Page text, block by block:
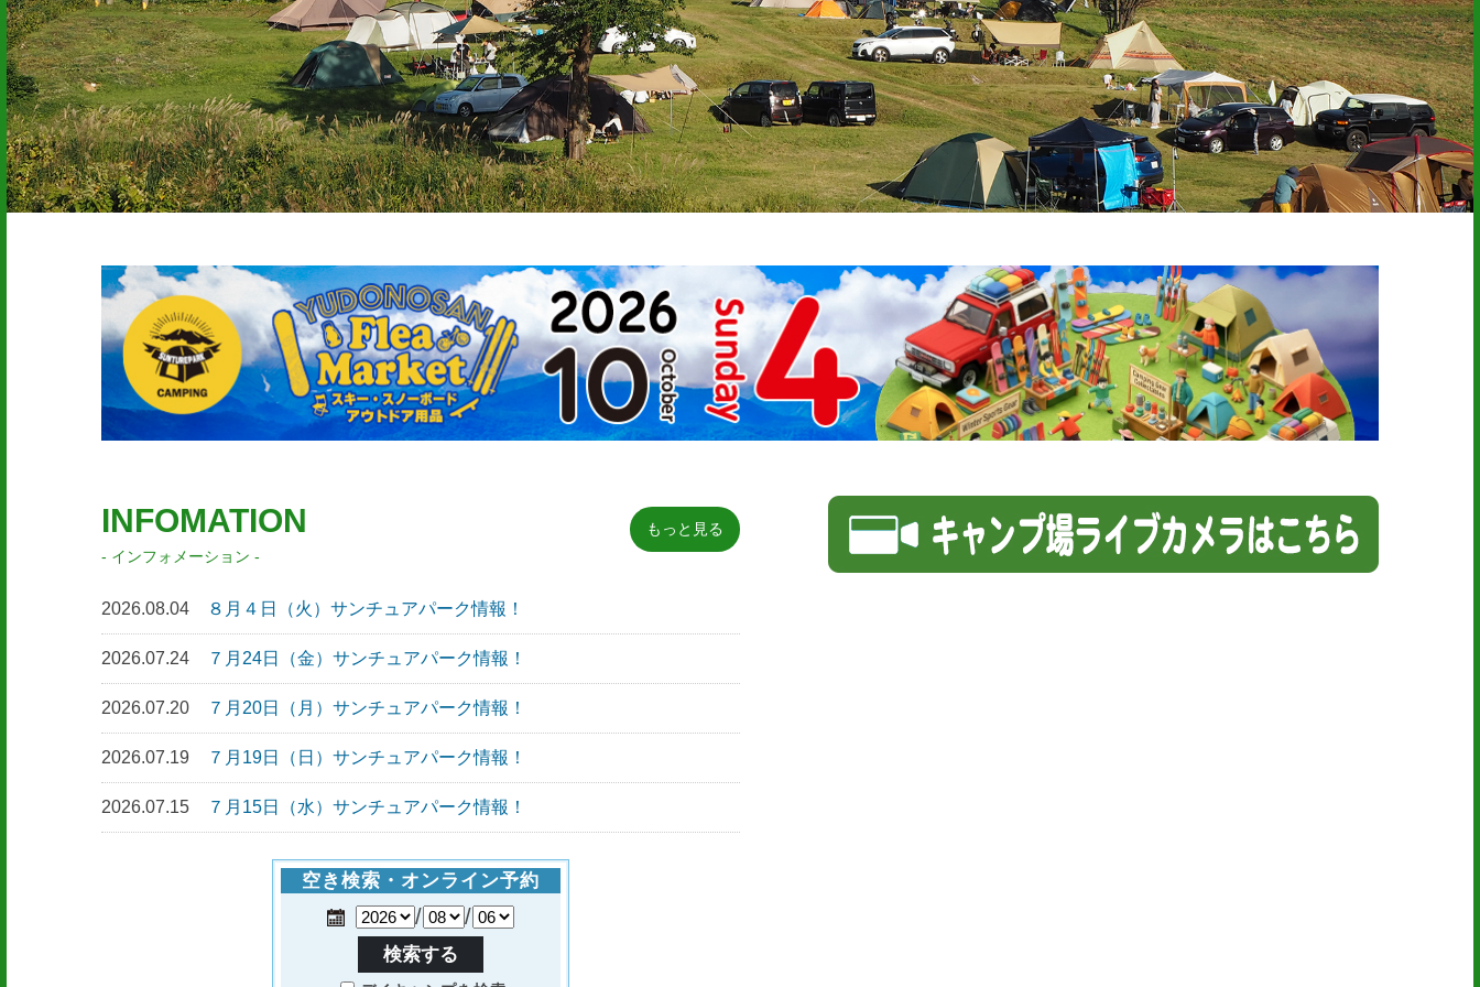
INFOMATION
インフォメーション
もっと見る
2026.08.04 ８月４日（火）サンチュアパーク情報！
2026.07.24 ７月24日（金）サンチュアパーク情報！
2026.07.20 ７月20日（月）サンチュアパーク情報！
2026.07.19 ７月19日（日）サンチュアパーク情報！
2026.07.15 ７月15日（水）サンチュアパーク情報！